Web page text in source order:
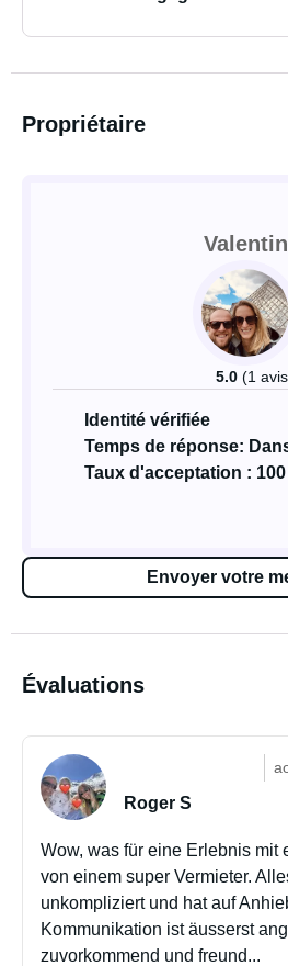
Propriétaire
Valentin
5.0 (1
Identité vérifiée
Temps de réponse:
Taux d'acceptation : 100
Envoyer votre
Évaluations
Roger S
Wow, was für eine Erlebnis mit
von einem super Vermieter.
unkompliziert und hat auf
Kommunikation ist äusserst
zuvorkommend und freund...